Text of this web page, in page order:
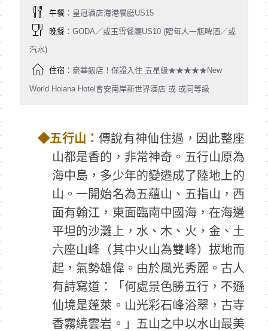
午餐：皇冠酒店海港餐廳US15
晚餐：GODA／或玉雪餐廳US10 (贈每人一瓶啤酒／或
汽水)
住宿：豪華飯店！保證入住 五星級★★★★★New
World Hoiana Hotel會安南岸新世界酒店 或 或同等級
◆五行山： 傳說有神仙住過，因此整座
山都是香的，非常神奇。五行山原為
海中島，多少年的變遷成了陸地上的
山。一開始名為五蘊山、五指山，西
面有翰江，東面臨南中國海，在海邊
平坦的沙灘上，水、木、火，金、土
六座山峰（其中火山為雙峰）拔地而
起，氣勢雄偉。由於風光秀麗。古人
有詩寫道：「何處景色勝五行，不遜
仙境是蓬萊。山光彩石峰浴翠，古寺
香霧繞雲岩。」五山之中以水山最美